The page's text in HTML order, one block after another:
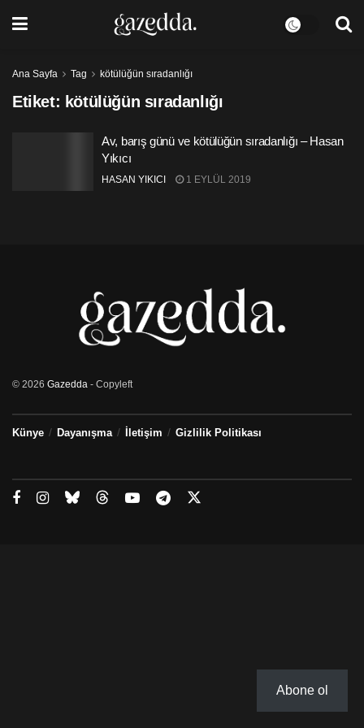
Ana Sayfa Tag kötülüğün sıradanlığı
Etiket: kötülüğün sıradanlığı
Av, barış günü ve kötülüğün sıradanlığı – Hasan
Yıkıcı
HASAN YIKICI 1 EYLÜL 2019
© 2026 Gazedda - Copyleft
Künye Dayanışma İletişim Gizlilik Politikası
Abone ol